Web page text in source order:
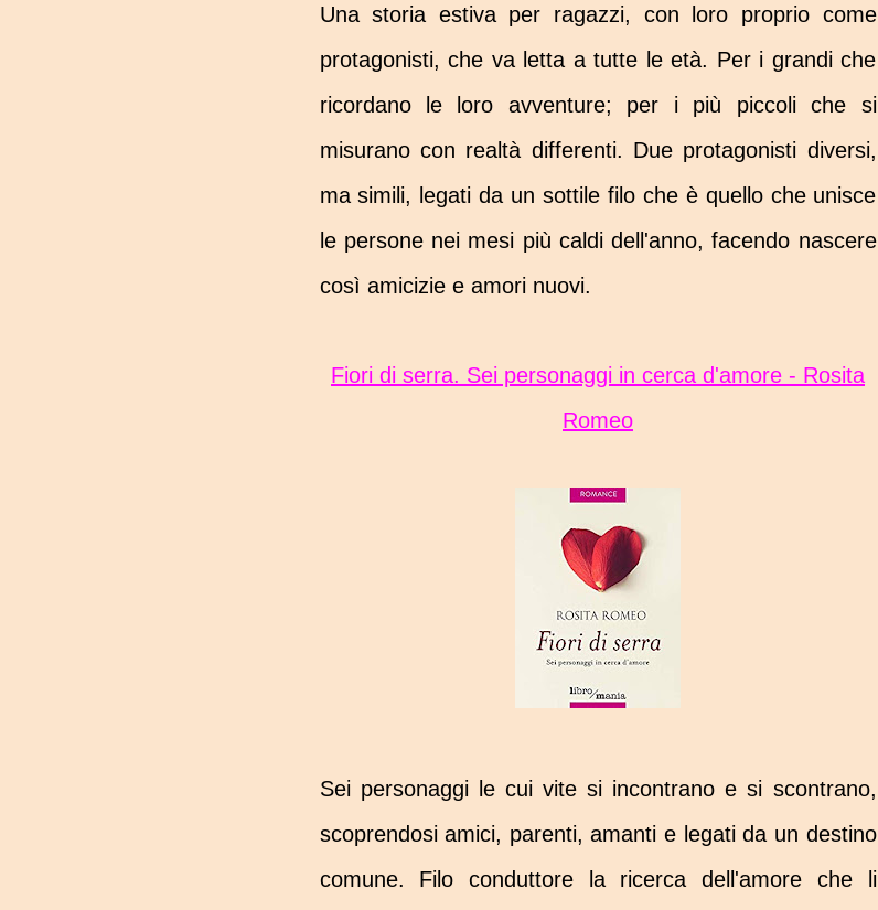
Una storia estiva per ragazzi, con loro proprio come
protagonisti, che va letta a tutte le età. Per i grandi che
ricordano le loro avventure; per i più piccoli che si
misurano con realtà differenti. Due protagonisti diversi,
ma simili, legati da un sottile filo che è quello che unisce
le persone nei mesi più caldi dell'anno, facendo nascere
così amicizie e amori nuovi.
Fiori di serra. Sei personaggi in cerca d'amore - Rosita
Romeo
Sei personaggi le cui vite si incontrano e si scontrano,
scoprendosi amici, parenti, amanti e legati da un destino
comune. Filo conduttore la ricerca dell'amore che li